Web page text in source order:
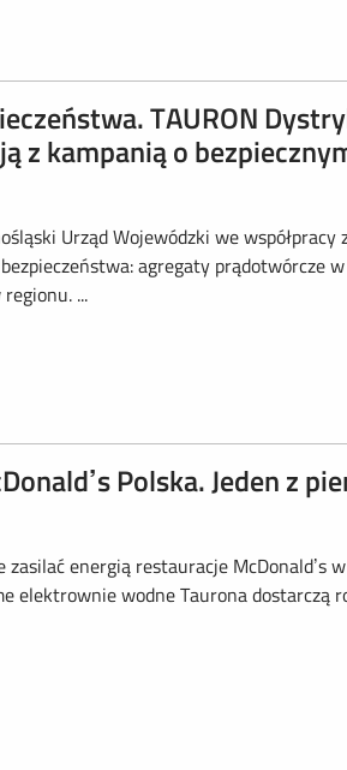
TAURON
z kampanią o
Urząd Wojewódzki we współpracy
agregaty prądotwórcze
...
Polska. Jeden z
energią restauracje McDonald’s
elektrownie wodne Taurona dostarczą